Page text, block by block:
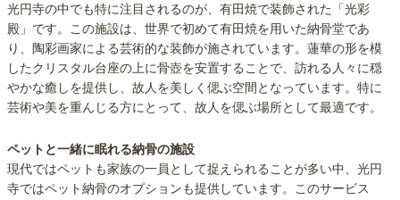
光円寺の中でも特に注目されるのが、有田焼で装飾された「光彩
殿」です。この施設は、世界で初めて有田焼を用いた納骨堂であ
り、陶彩画家による芸術的な装飾が施されています。蓮華の形を模
したクリスタル台座の上に骨壺を安置することで、訪れる人々に穏
やかな癒しを提供し、故人を美しく偲ぶ空間となっています。特に
芸術や美を重んじる方にとって、故人を偲ぶ場所として最適です。
ペットと一緒に眠れる納骨の施設
現代ではペットも家族の一員として捉えられることが多い中、光円
寺ではペット納骨のオプションも提供しています。このサービス